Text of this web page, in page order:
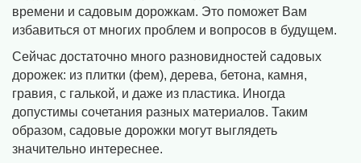
времени и садовым дорожкам. Это поможет Вам
избавиться от многих проблем и вопросов в будущем.
Сейчас достаточно много разновидностей садовых
дорожек: из плитки (фем), дерева, бетона, камня,
гравия, с галькой, и даже из пластика. Иногда
допустимы сочетания разных материалов. Таким
образом, садовые дорожки могут выглядеть
значительно интереснее.